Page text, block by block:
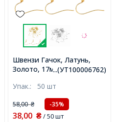
...(УТ100006762)
Швензи Гачок, Латунь,
Золото, 17мм,
Упак.: 50 шт
58,00₴ -35%
38,00 ₴/ 50 шт